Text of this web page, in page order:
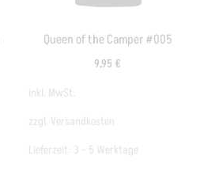
Queen of the Camper #005
9,95 €
inkl. MwSt.
zzgl. Versandkosten
Lieferzeit: 3 - 5 Werktage